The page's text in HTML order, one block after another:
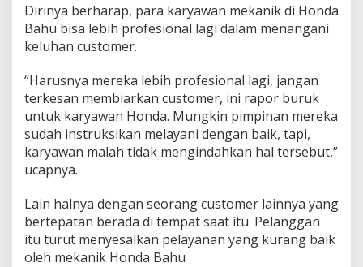
Dirinya berharap, para karyawan mekanik di Honda
Bahu bisa lebih profesional lagi dalam menangani
keluhan customer.
“Harusnya mereka lebih profesional lagi, jangan
terkesan membiarkan customer, ini rapor buruk
untuk karyawan Honda. Mungkin pimpinan mereka
sudah instruksikan melayani dengan baik, tapi,
karyawan malah tidak mengindahkan hal tersebut,”
ucapnya.
Lain halnya dengan seorang customer lainnya yang
bertepatan berada di tempat saat itu. Pelanggan
itu turut menyesalkan pelayanan yang kurang baik
oleh mekanik Honda Bahu